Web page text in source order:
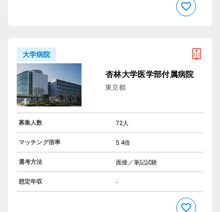
大学病院
杏林大学医学部付属病院
東京都
募集人数 72人
マッチング倍率 5.4倍
選考方法 面接／筆記試験
想定年収 -